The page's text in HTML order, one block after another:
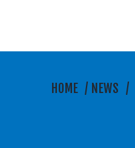
HOME / NEWS /